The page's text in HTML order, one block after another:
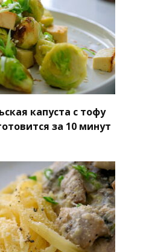
капуста с тофу
за 10 минут